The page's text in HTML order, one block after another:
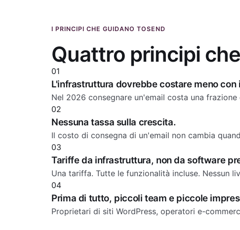
I PRINCIPI CHE GUIDANO TOSEND
Quattro principi
01
L'infrastruttura dovrebbe costare meno con
Nel 2026 consegnare un'email costa una
02
Nessuna tassa sulla crescita.
Il costo di consegna di un'email non cambia
03
Tariffe da infrastruttura, non da software
Una tariffa. Tutte le funzionalità incluse. Nessun
04
Prima di tutto, piccoli team e piccole
Proprietari di siti WordPress, operatori e-